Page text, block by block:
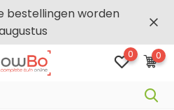
bestellingen worden
0 0